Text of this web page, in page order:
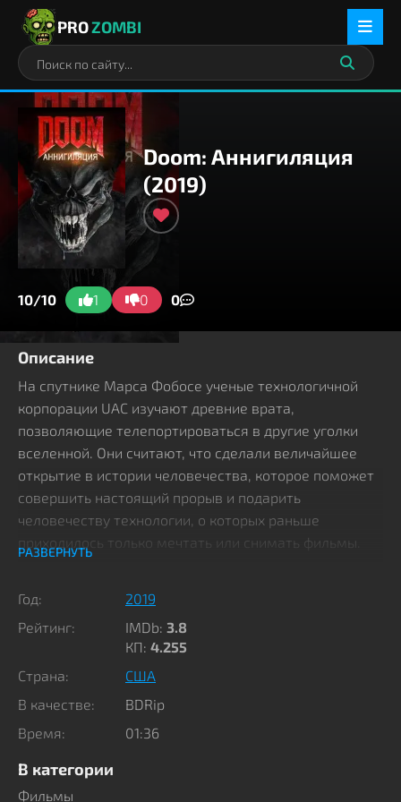
PROZOMBI
Doom: Аннигиляция
(2019)
10/10 1 0 0
Описание
На спутнике Марса Фобосе ученые технологичной
корпорации UAC изучают древние врата,
позволяющие телепортироваться в другие уголки
вселенной. Они считают, что сделали величайшее
открытие в истории человечества, которое поможет
совершить настоящий прорыв и подарить
человечеству технологии, о которых раньше
приходилось только мечтать или снимать фильмы.
открыли портал в преисподнюю со всеми
вытекающими отсюда последствиями. Группу
морпехов отправляют на базу для усиления охраны,
понимая важность сделанного открытия. И сразу
после прибытия один из ученых проходит через
Доктор Бетрюгер, глава сомнительного
эксперимента, сам решает отправиться в портал.
РАЗВЕРНУТЬ
Год:
2019
Рейтинг:
IMDb: 3.8
КП: 4.255
Страна:
США
В качестве:
BDRip
Время:
01:36
В категории
Фильмы